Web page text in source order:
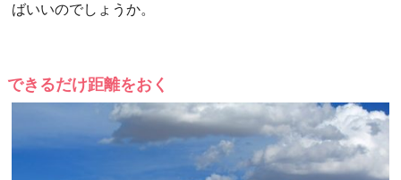
ばいいのでしょうか。
できるだけ距離をおく